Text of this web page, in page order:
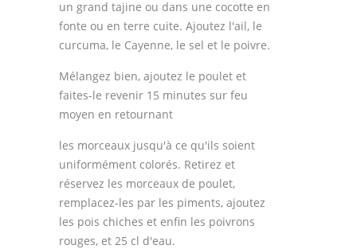
un grand tajine ou dans une cocotte en
fonte ou en terre cuite. Ajoutez l'ail, le
curcuma, le Cayenne, le sel et le poivre.
Mélangez bien, ajoutez le poulet et
faites-le revenir 15 minutes sur feu
moyen en retournant
les morceaux jusqu'à ce qu'ils soient
uniformément colorés. Retirez et
réservez les morceaux de poulet,
remplacez-les par les piments, ajoutez
les pois chiches et enfin les poivrons
rouges, et 25 cl d'eau.